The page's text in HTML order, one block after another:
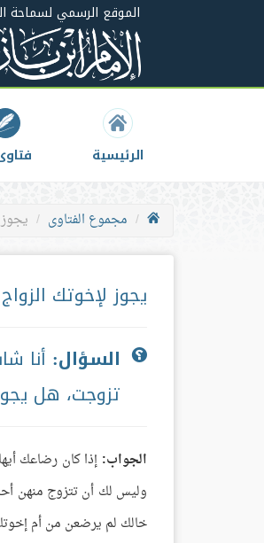
الموقع الرسمي لسماحة
الرئيسية
مجموع الفتاوى
يجوز لإخوتك
السؤال: أنا
تزوجت، هل
الجواب: إذا كان رضاعك
وليس لك أن تتزوج منهن
خالك لم يرضعن من أم